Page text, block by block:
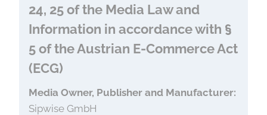
24, 25 of the Media Law and
Information in accordance with §
5 of the Austrian E-Commerce Act
(ECG)
Media Owner, Publisher and Manufacturer:
Sipwise GmbH